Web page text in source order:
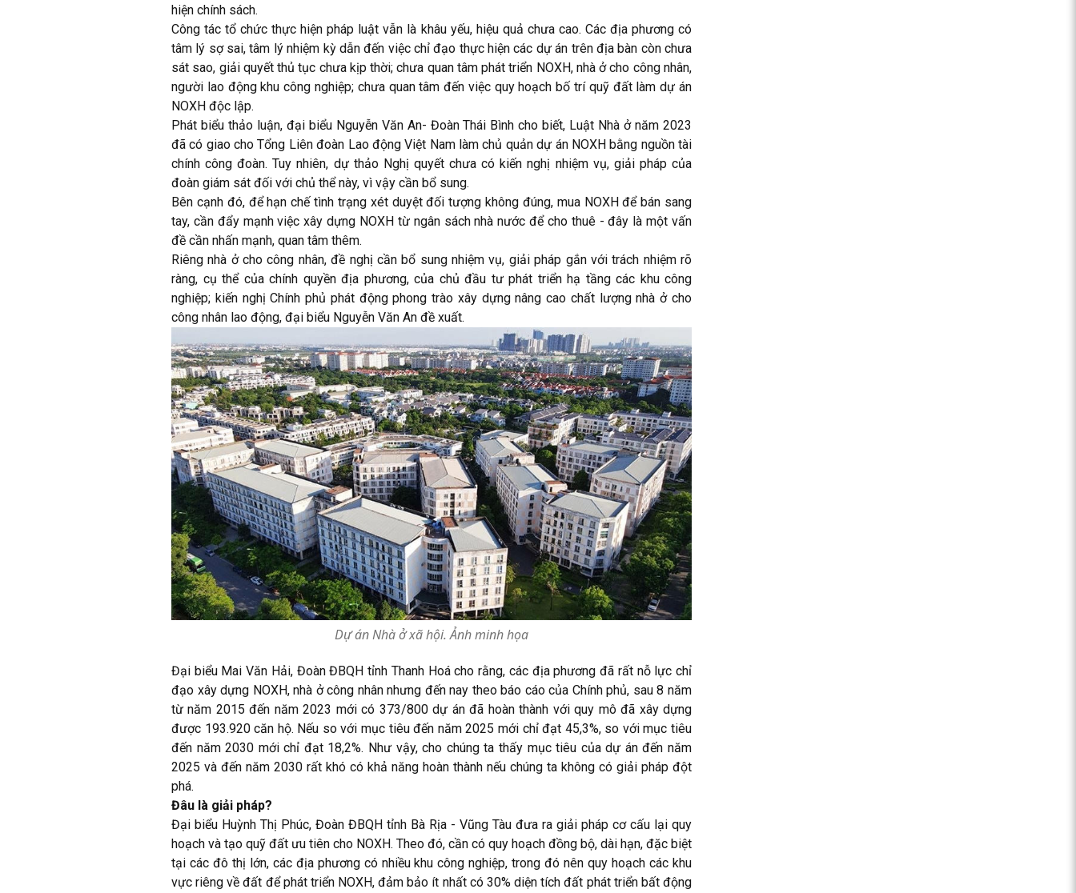
hiện chính sách.
Công tác tổ chức thực hiện pháp luật vẫn là khâu yếu, hiệu quả chưa cao. Các địa phương có
tâm lý sợ sai, tâm lý nhiệm kỳ dẫn đến việc chỉ đạo thực hiện các dự án trên địa bàn còn chưa
sát sao, giải quyết thủ tục chưa kịp thời; chưa quan tâm phát triển NOXH, nhà ở cho công nhân,
người lao động khu công nghiệp; chưa quan tâm đến việc quy hoạch bố trí quỹ đất làm dự án
NOXH độc lập.
Phát biểu thảo luận, đại biểu Nguyễn Văn An- Đoàn Thái Bình cho biết, Luật Nhà ở năm 2023
đã có giao cho Tổng Liên đoàn Lao động Việt Nam làm chủ quản dự án NOXH bằng nguồn tài
chính công đoàn. Tuy nhiên, dự thảo Nghị quyết chưa có kiến nghị nhiệm vụ, giải pháp của
đoàn giám sát đối với chủ thể này, vì vậy cần bổ sung.
Bên cạnh đó, để hạn chế tình trạng xét duyệt đối tượng không đúng, mua NOXH để bán sang
tay, cần đẩy mạnh việc xây dựng NOXH từ ngân sách nhà nước để cho thuê - đây là một vấn
đề cần nhấn mạnh, quan tâm thêm.
Riêng nhà ở cho công nhân, đề nghị cần bổ sung nhiệm vụ, giải pháp gắn với trách nhiệm rõ
ràng, cụ thể của chính quyền địa phương, của chủ đầu tư phát triển hạ tầng các khu công
nghiệp; kiến nghị Chính phủ phát động phong trào xây dựng nâng cao chất lượng nhà ở cho
công nhân lao động, đại biểu Nguyễn Văn An đề xuất.
Dự án Nhà ở xã hội. Ảnh minh họa
Đại biểu Mai Văn Hải, Đoàn ĐBQH tỉnh Thanh Hoá cho rằng, các địa phương đã rất nỗ lực chỉ
đạo xây dựng NOXH, nhà ở công nhân nhưng đến nay theo báo cáo của Chính phủ, sau 8 năm
từ năm 2015 đến năm 2023 mới có 373/800 dự án đã hoàn thành với quy mô đã xây dựng
được 193.920 căn hộ. Nếu so với mục tiêu đến năm 2025 mới chỉ đạt 45,3%, so với mục tiêu
đến năm 2030 mới chỉ đạt 18,2%. Như vậy, cho chúng ta thấy mục tiêu của dự án đến năm
2025 và đến năm 2030 rất khó có khả năng hoàn thành nếu chúng ta không có giải pháp đột
phá.
Đâu là giải pháp?
Đại biểu Huỳnh Thị Phúc, Đoàn ĐBQH tỉnh Bà Rịa - Vũng Tàu đưa ra giải pháp cơ cấu lại quy
hoạch và tạo quỹ đất ưu tiên cho NOXH. Theo đó, cần có quy hoạch đồng bộ, dài hạn, đặc biệt
tại các đô thị lớn, các địa phương có nhiều khu công nghiệp, trong đó nên quy hoạch các khu
vực riêng về đất để phát triển NOXH, đảm bảo ít nhất có 30% diện tích đất phát triển bất động